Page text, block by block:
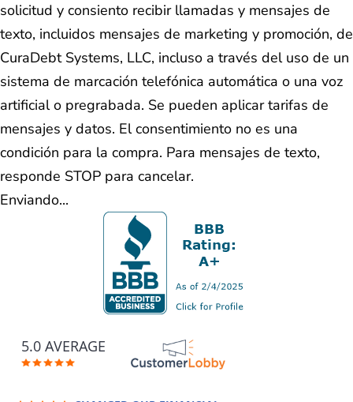
solicitud y consiento recibir llamadas y mensajes de
texto, incluidos mensajes de marketing y promoción, de
CuraDebt Systems, LLC, incluso a través del uso de un
sistema de marcación telefónica automática o una voz
artificial o pregrabada. Se pueden aplicar tarifas de
mensajes y datos. El consentimiento no es una
condición para la compra. Para mensajes de texto,
responde STOP para cancelar.
Enviando...
5.0 AVERAGE